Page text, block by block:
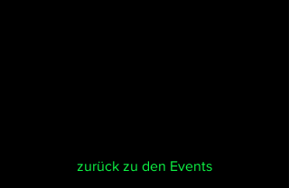
zurück zu den Events